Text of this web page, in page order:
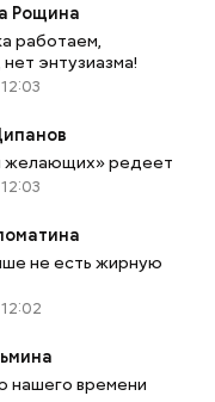
Рощина
работаем,
энтузиазма!
желающих» редеет
не есть жирную
нашего времени